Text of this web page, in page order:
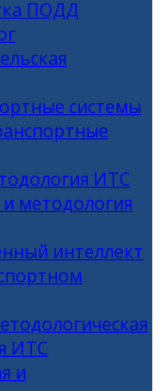
ПОДД
системы
ИТС
методология
интеллект
ИТС
и